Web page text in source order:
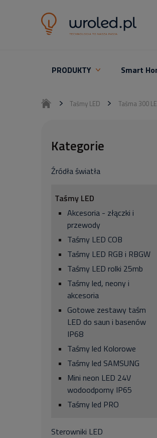
PRODUKTY Smart
Taśmy LED Taśma 300
Kategorie
Źródła światła
Taśmy LED
Akcesoria - złączki i
przewody
Taśmy LED COB
Taśmy LED RGB i RBGW
Taśmy LED rolki 25mb
Taśmy led, neony i
akcesoria
Gotowe zestawy taśm
LED do saun i basenów
IP68
Taśmy led Kolorowe
Taśmy led SAMSUNG
Mini neon LED 24V
wodoodporny IP65
Taśmy led PRO
Sterowniki LED